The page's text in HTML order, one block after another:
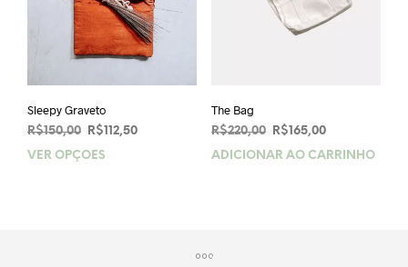
Sleepy Graveto
R$150,00
O
preço
R$112,50O
VER OPÇÕES
Este
As
The Bag
R$220,00
O
preço
R$165,00O
preço
ADICIONAR AO CARRINHO